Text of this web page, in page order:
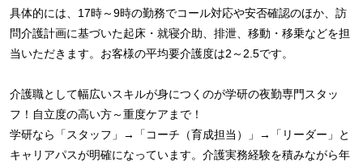
具体的には、17時～9時の勤務でコール対応や安否確認のほか、訪
問介護計画に基づいた起床・就寝介助、排泄、移動・移乗などを担
当いただきます。お客様の平均要介護度は2～2.5です。
介護職として幅広いスキルが身につくのが学研の夜勤専門スタッ
フ！自立度の高い方～重度ケアまで！
学研なら「スタッフ」→「コーチ（育成担当）」→「リーダー」と
キャリアパスが明確になっています。介護実務経験を積みながら年